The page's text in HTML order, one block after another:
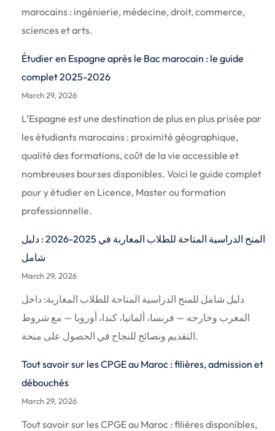
marocains : ingénierie, médecine, droit, commerce,
sciences et arts.
Étudier en Espagne après le Bac marocain : le guide
complet 2025-2026
March 29, 2026
L’Espagne est une destination de plus en plus prisée par
les étudiants marocains : proximité géographique,
qualité des formations, coût de la vie accessible et
nombreuses bourses disponibles. Voici le guide complet
pour y étudier en Licence, Master ou formation
professionnelle.
المنح الدراسية المتاحة للطلاب المغاربة في 2025-2026 : دليل
شامل
March 29, 2026
دليل شامل للمنح الدراسية المتاحة للطلاب المغاربة: داخل
المغرب وخارجه — فرنسا، ألمانيا، كندا، أوروبا — مع شروط
التقديم ونصائح للنجاح في الحصول على منحة.
Tout savoir sur les CPGE au Maroc : filières, admission et
débouchés
March 29, 2026
Tout savoir sur les CPGE au Maroc : filières disponibles,